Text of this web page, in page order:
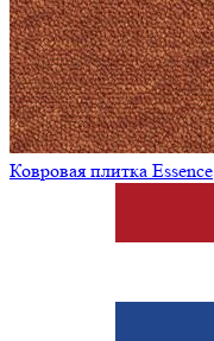
Ковровая плитка Essence